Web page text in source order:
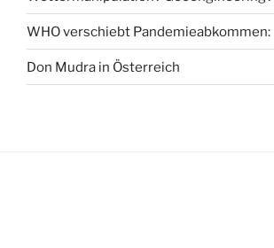
WHO verschiebt Pandemieabkommen:
Don Mudra in Österreich